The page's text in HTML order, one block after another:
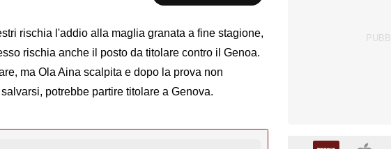
rischia l'addio alla maglia granata a fine stagione,
rischia anche il posto da titolare contro il Genoa.
ma Ola Aina scalpita e dopo la prova non
potrebbe partire titolare a Genova.